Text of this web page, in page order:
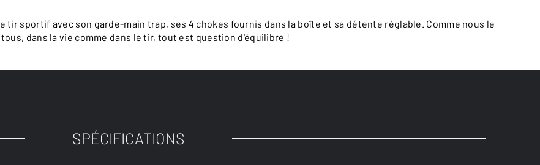
tir sportif avec son garde-main trap, ses 4 chokes fournis dans la boîte et sa détente réglable. Comme nous le
tous, dans la vie comme dans le tir, tout est question d'équilibre !
SPÉCIFICATIONS